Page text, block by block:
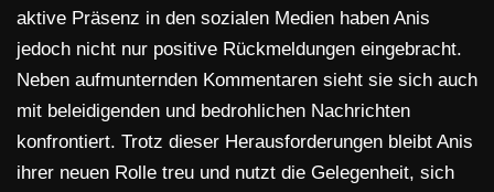
aktive Präsenz in den sozialen Medien haben Anis
jedoch nicht nur positive Rückmeldungen eingebracht.
Neben aufmunternden Kommentaren sieht sie sich auch
mit beleidigenden und bedrohlichen Nachrichten
konfrontiert. Trotz dieser Herausforderungen bleibt Anis
ihrer neuen Rolle treu und nutzt die Gelegenheit, sich